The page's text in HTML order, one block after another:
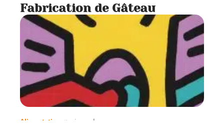
Fabrication de Gâteau
Alimentation 1 min read